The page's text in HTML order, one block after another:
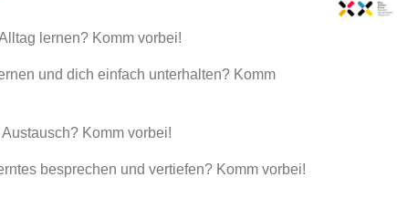
lernen? Komm vorbei!
und dich einfach unterhalten? Komm
Komm vorbei!
besprechen und vertiefen? Komm vorbei!